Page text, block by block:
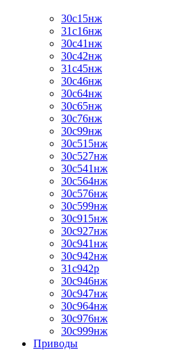
30с15нж
31с16нж
30с41нж
30с42нж
31с45нж
30с46нж
30с64нж
30с65нж
30с76нж
30с99нж
30с515нж
30с527нж
30с541нж
30с564нж
30с576нж
30с599нж
30с915нж
30с927нж
30с941нж
30с942нж
31с942р
30с946нж
30с947нж
30с964нж
30с976нж
30с999нж
Приводы